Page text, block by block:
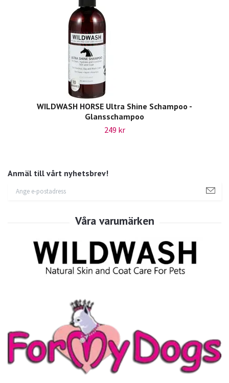
Anmäl till vårt nyhetsbrev!
WILDWASH HORSE Ultra Shine Schampoo -
Glansschampoo
249 kr